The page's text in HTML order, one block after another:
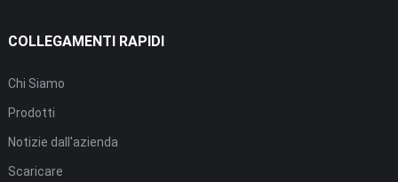
COLLEGAMENTI RAPIDI
Chi Siamo
Prodotti
Notizie dall'azienda
Scaricare